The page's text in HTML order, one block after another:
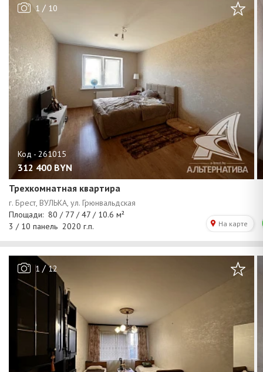
1 / 10
312 400 BYN
Трехкомнатная квартира
1 /12